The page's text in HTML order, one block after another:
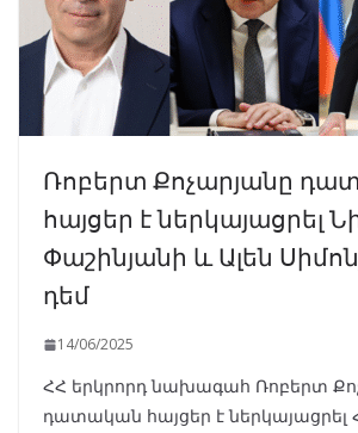
Ռոբերտ Քոչարյանը
հայցեր է ներկայացրել
Փաշինյանի և Ալեն
դեմ
14/06/2025
ՀՀ երկրորդ նախագահ Ռոբերտ
դատական հայցեր է ներկայացրել